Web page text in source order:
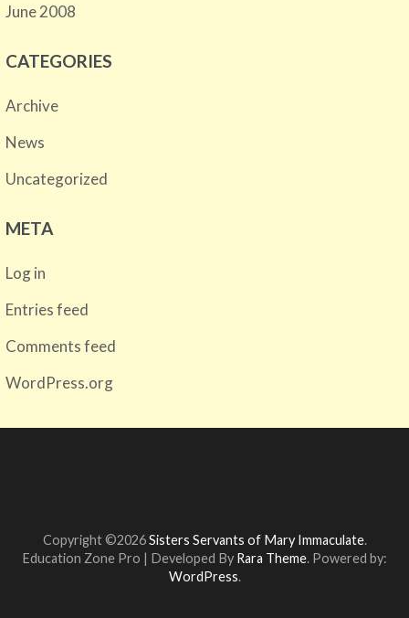
June 2008
CATEGORIES
Archive
News
Uncategorized
META
Log in
Entries feed
Comments feed
WordPress.org
Copyright ©2026Sisters Servants of Mary Immaculate.
Education Zone Pro | Developed By Rara Theme. Powered by:
WordPress.